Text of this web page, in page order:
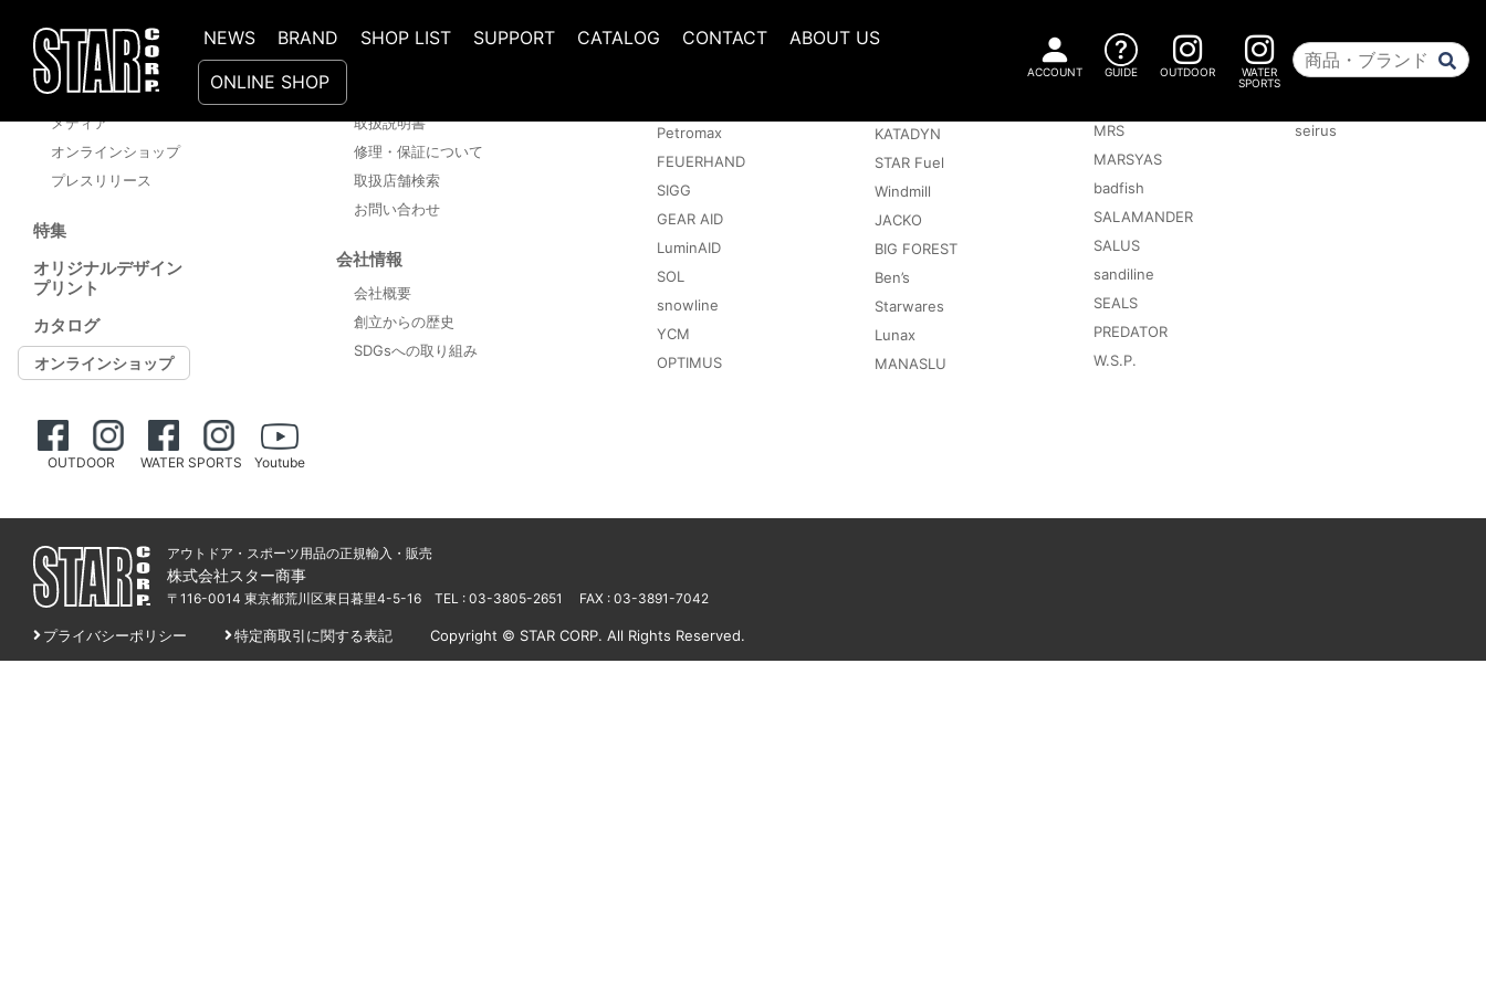
NEWS BRAND SHOP LIST SUPPORT CATALOG CONTACT
ABOUT US
ONLINE SHOP
ACCOUNT GUIDE OUTDOOR
WATER
SPORTS
新着情報
ニュース
メディア
オンラインショップ
プレスリリース
特集
オリジナルデザイン
プリント
カタログ
オンラインショップ
サポート
取扱説明書
修理・保証について
取扱店舗検索
お問い合わせ
会社情報
会社概要
創立からの歴史
SDGsへの取り組み
OUTDOOR WATER SPORTS Youtube
Petromax
FEUERHAND
SIGG
GEAR AID
LuminAID
SOL
snowline
YCM
OPTIMUS
KATADYN
STAR Fuel
Windmill
JACKO
BIG FOREST
Ben’s
Starwares
Lunax
MANASLU
MRS
MARSYAS
badfish
SALAMANDER
SALUS
sandiline
SEALS
PREDATOR
W.S.P.
seirus
アウトドア・スポーツ用品の正規輸入・販売
株式会社スター商事
〒116-0014 東京都荒川区東日暮里4-5-16 TEL : 03-3805-2651 FAX : 03-3891-7042
プライバシーポリシー 特定商取引に関する表記 Copyright © STAR CORP. All Rights Reserved.